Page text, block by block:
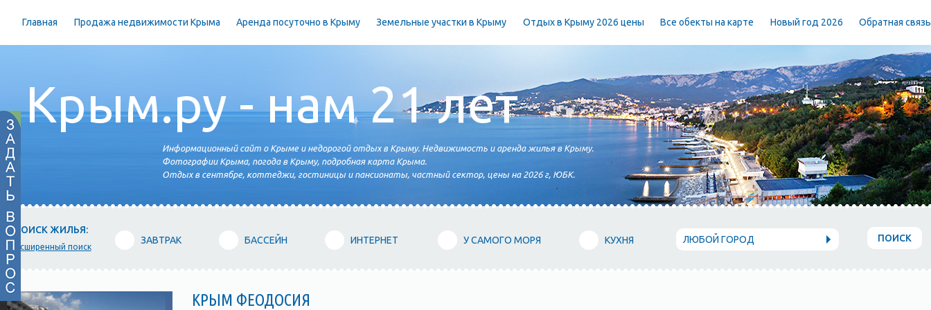
Главная Продажа недвижимости Крыма Аренда посуточно в Крыму Земельные участки в Крыму Отдых в Крыму 2026 цены Все обекты на карте Новый год 2026 Обратная связь
Крым.ру - нам 21 лет
Информационный сайт о Крыме и недорогой отдых в Крыму. Недвижимость и аренда жилья в Крыму.
Фотографии Крыма, погода в Крыму, подробная карта Крыма.
Отдых в сентябре, коттеджи, гостиницы и пансионаты, частный сектор, цены на 2026 г, ЮБК.
ПОИСК ЖИЛЬЯ:
расширенный поиск
ЗАВТРАК БАССЕЙН ИНТЕРНЕТ У САМОГО МОРЯ КУХНЯ ЛЮБОЙ ГОРОД ПОИСК
КРЫМ ФЕОДОСИЯ